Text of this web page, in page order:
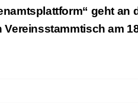
Staatsbürger
geht an
am